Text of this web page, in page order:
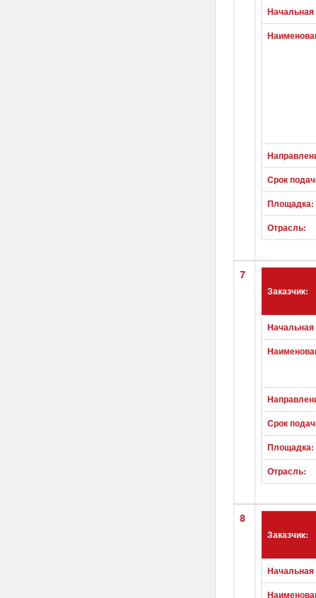
Начальная
Срок
Площадка:
Отрасль:
7
Заказчик:
Начальная
Срок
Площадка:
Отрасль:
8
Заказчик:
Начальная